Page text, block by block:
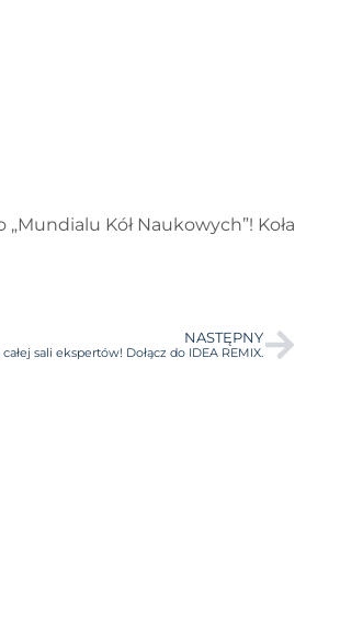
Kół Naukowych”! Koła
NASTĘPNY
sali ekspertów! Dołącz do IDEA REMIX.